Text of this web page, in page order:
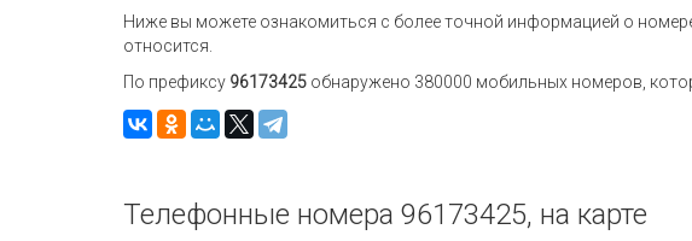
Ниже вы можете ознакомиться с более точной информацией о
относится.
По префиксу 96173425 обнаружено 380000 мобильных номеров,
Телефонные номера 96173425, на карте